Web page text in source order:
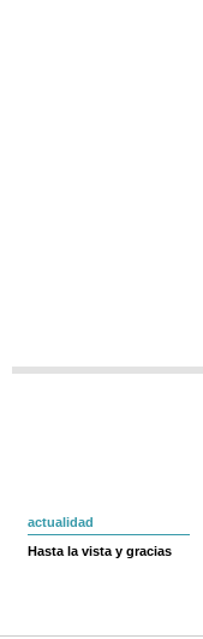
actualidad
Hasta la vista y gracias